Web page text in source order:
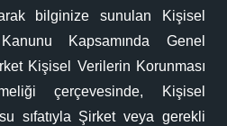
bilginize sunulan Kişisel
Kapsamında Genel
Kişisel Verilerin Korunması
çerçevesinde, Kişisel
sıfatıyla Şirket veya gerekli